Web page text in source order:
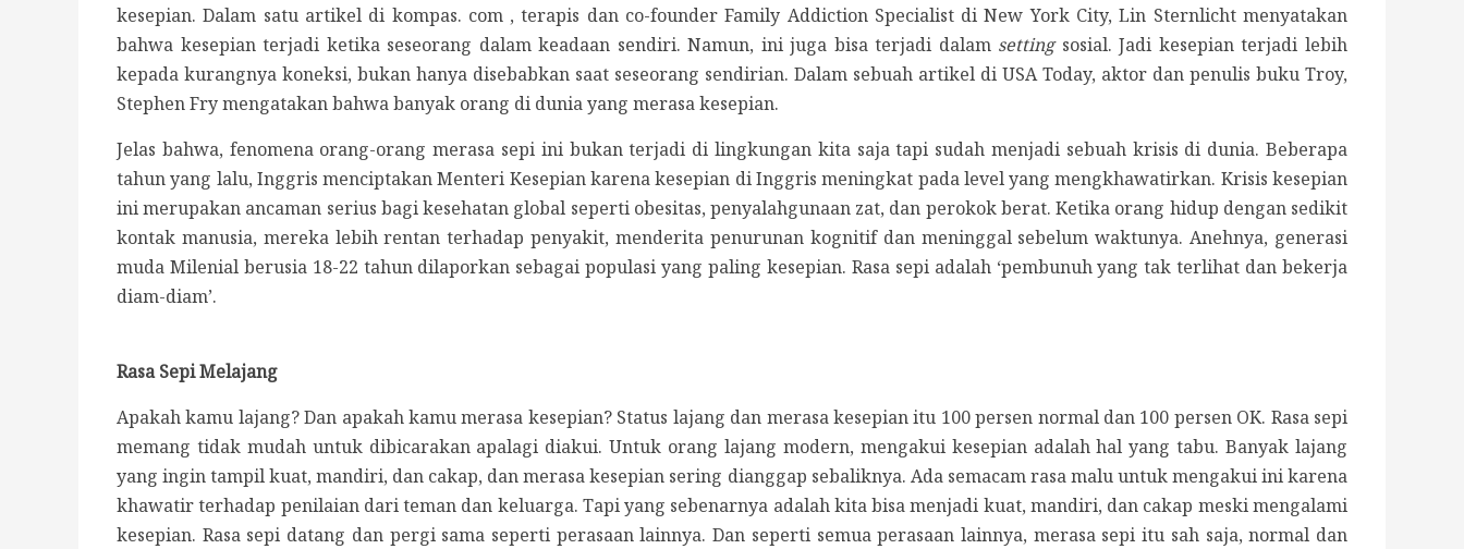
kesepian. Dalam satu artikel di kompas. com , terapis dan co-founder Family Addiction Specialist di New York City, Lin Sternlicht menyatakan
bahwa kesepian terjadi ketika seseorang dalam keadaan sendiri. Namun, ini juga bisa terjadi dalam settingsosial. Jadi kesepian terjadi lebih
kepada kurangnya koneksi, bukan hanya disebabkan saat seseorang sendirian. Dalam sebuah artikel di USA Today, aktor dan penulis buku Troy,
Stephen Fry mengatakan bahwa banyak orang di dunia yang merasa kesepian.
Jelas bahwa, fenomena orang-orang merasa sepi ini bukan terjadi di lingkungan kita saja tapi sudah menjadi sebuah krisis di dunia. Beberapa
tahun yang lalu, Inggris menciptakan Menteri Kesepian karena kesepian di Inggris meningkat pada level yang mengkhawatirkan. Krisis kesepian
ini merupakan ancaman serius bagi kesehatan global seperti obesitas, penyalahgunaan zat, dan perokok berat. Ketika orang hidup dengan sedikit
kontak manusia, mereka lebih rentan terhadap penyakit, menderita penurunan kognitif dan meninggal sebelum waktunya. Anehnya, generasi
muda Milenial berusia 18-22 tahun dilaporkan sebagai populasi yang paling kesepian. Rasa sepi adalah ‘pembunuh yang tak terlihat dan bekerja
diam-diam’.
Rasa Sepi Melajang
Apakah kamu lajang? Dan apakah kamu merasa kesepian? Status lajang dan merasa kesepian itu 100 persen normal dan 100 persen OK. Rasa sepi
memang tidak mudah untuk dibicarakan apalagi diakui. Untuk orang lajang modern, mengakui kesepian adalah hal yang tabu. Banyak lajang
yang ingin tampil kuat, mandiri, dan cakap, dan merasa kesepian sering dianggap sebaliknya. Ada semacam rasa malu untuk mengakui ini karena
khawatir terhadap penilaian dari teman dan keluarga. Tapi yang sebenarnya adalah kita bisa menjadi kuat, mandiri, dan cakap meski mengalami
kesepian. Rasa sepi datang dan pergi sama seperti perasaan lainnya. Dan seperti semua perasaan lainnya, merasa sepi itu sah saja, normal dan